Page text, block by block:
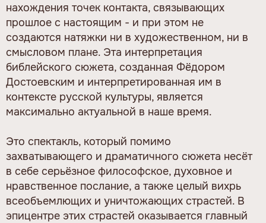
нахождения точек контакта, связывающих
прошлое с настоящим - и при этом не
создаются натяжки ни в художественном, ни в
смысловом плане. Эта интерпретация
библейского сюжета, созданная Фёдором
Достоевским и интерпретированная им в
контексте русской культуры, является
максимально актуальной в наше время.
Это спектакль, который помимо
захватывающего и драматичного сюжета несёт
в себе серьёзное философское, духовное и
нравственное послание, а также целый вихрь
всеобъемлющих и уничтожающих страстей. В
эпицентре этих страстей оказывается главный